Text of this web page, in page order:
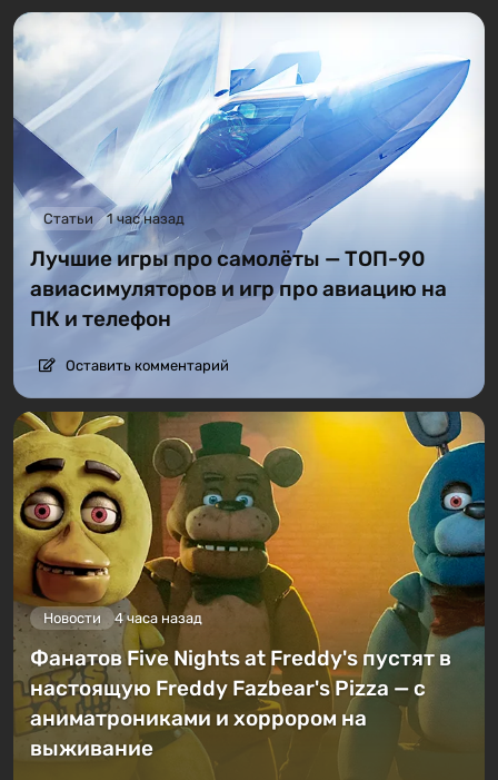
Статьи 1 час назад
Лучшие игры про самолёты — ТОП-90
авиасимуляторов и игр про авиацию на
ПК и телефон
Оставить комментарий
Новости 4 часа назад
Фанатов Five Nights at Freddy's пустят в
настоящую Freddy Fazbear's Pizza — с
аниматрониками и хоррором на
выживание